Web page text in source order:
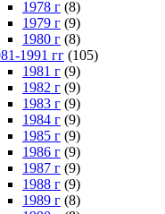
1978 г (8)
1979 г (9)
1980 г (8)
1991 гг (105)
1981 г (9)
1982 г (9)
1983 г (9)
1984 г (9)
1985 г (9)
1986 г (9)
1987 г (9)
1988 г (9)
1989 г (8)